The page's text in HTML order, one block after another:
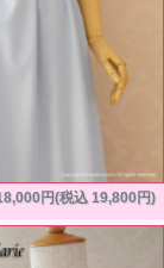
円(税込 19,800円)